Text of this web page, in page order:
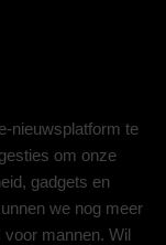
nieuwsplatform te
om onze
gadgets en
we nog meer
mannen. Wil